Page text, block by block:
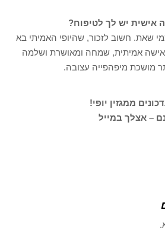
אישית יש לך לטיפוח?
שאת. חשוב לזכור, שהיופי האמיתי בא
ואישה אמיתית, שמחה ומאושרת ושלמה
מושכת מיפהפייה עצובה.
ממגזין יופי!
– אצלך במייל